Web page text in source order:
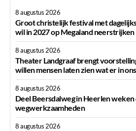
8 augustus 2026
Groot christelijk festival met
wil in 2027 op Megaland neerstrijken
8 augustus 2026
Theater Landgraaf brengt
willen mensen laten zien wat er in
8 augustus 2026
Deel Beersdalweg in Heerlen
wegwerkzaamheden
8 augustus 2026